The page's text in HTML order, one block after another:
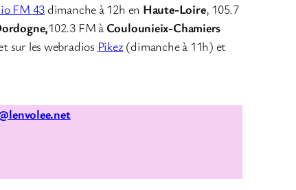
FM 43dimanche à 12h en Haute-Loire, 105.7
102.3 FM à Coulounieix-Chamiers
sur les webradios Pikez (dimanche à 11h) et